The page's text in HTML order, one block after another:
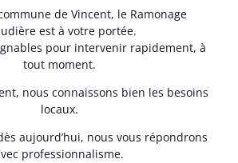
de Vincent, le Ramonage
est à votre portée.
pour intervenir rapidement, à
tout moment.
nous connaissons bien les besoins
locaux.
aujourd’hui, nous vous répondrons
professionnalisme.